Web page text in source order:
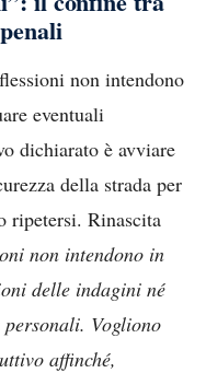
non intendono
eventuali
dichiarato è avviare
della strada per
ripetersi. Rinascita
non intendono in
delle indagini né
Vogliono
affinché,